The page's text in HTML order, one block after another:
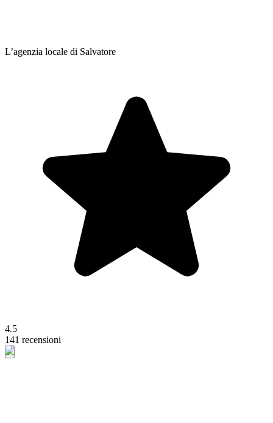
L’agenzia locale di Salvatore
4.5
141 recensioni